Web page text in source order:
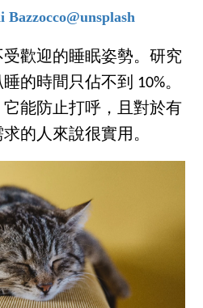
Bazzocco@unsplash
受歡迎的睡眠姿勢。研究
的時間只佔不到 10%。
能防止打呼，且對於有
的人來說很實用。